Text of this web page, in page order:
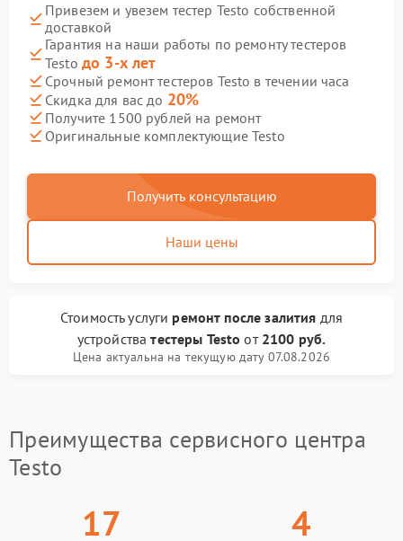
Привезем и увезем тестер Testo собственной
доставкой
Гарантия на наши работы по ремонту тестеров
Testo до 3-х лет
Срочный ремонт тестеров Testo в течении часа
Скидка для вас до 20%
Получите 1500 рублей на ремонт
Оригинальные комплектующие Testo
Получить консультацию
Наши цены
Стоимость услуги ремонт после залития для
устройстватестеры Testo от 2100 руб.
Цена актуальна на текущую дату 07.08.2026
Преимущества сервисного центра
Testo
17 4